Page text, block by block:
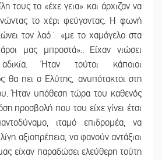
τους το «έχε γεια» και άρχιζαν να
το χέρι φεύγοντας. Η φωνή
τον λαό˙ «με το χαμόγελο στα
μας μπροστά».. Είχαν νιώσει
Ήταν τούτοι κάποιοι
θα πει ο Ελύτης, ανυπότακτοι στη
Ήταν υπόθεση τώρα του καθενός
προσβολή που του είχε γίνει έτσι
ιταμό επιδρομέα, να
αξιοπρέπεια, να φανούν αντάξιοι
είχαν παραδώσει ελεύθερη τούτη